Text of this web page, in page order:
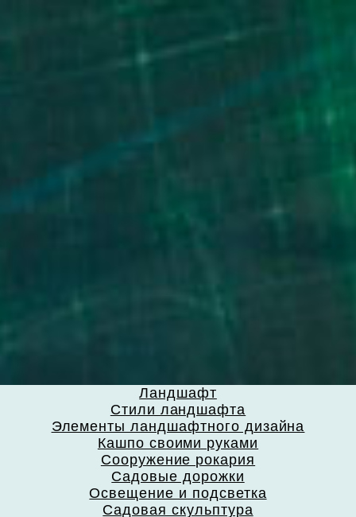
Ландшафт
Стили ландшафта
Элементы ландшафтного дизайна
Кашпо своими руками
Сооружение рокария
Садовые дорожки
Освещение и подсветка
Садовая скульптура